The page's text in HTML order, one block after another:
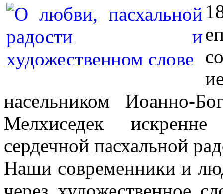
насельником Иоанно-
Мелхиседек
сердечной пасхальной
Наши современники и